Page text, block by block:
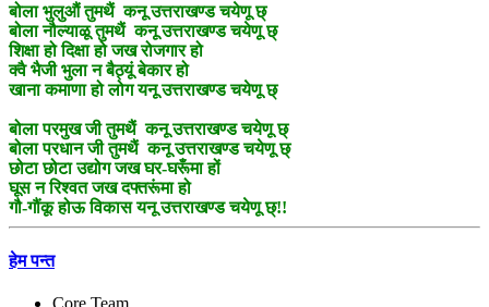
बोला भुलुऔं तुमथैं कनू उत्तराखण्ड चयेणू छ्
बोला नौल्याळू तुमथैं कनू उत्तराखण्ड चयेणू छ्
शिक्षा हो दिक्षा हो जख रोजगार हो
क्वै भैजी भुला न बैठ्यूं बेकार हो
खाना कमाणा हो लोग यनू उत्तराखण्ड चयेणू छ्
बोला परमुख जी तुमथैं कनू उत्तराखण्ड चयेणू छ्
बोला परधान जी तुमथैं कनू उत्तराखण्ड चयेणू छ्
छोटा छोटा उद्योग जख घर-घरूँमा हों
घूस न रिश्वत जख दफ्तरूंमा हो
गौ-गौंकू होऊ विकास यनू उत्तराखण्ड चयेणू छ्!!
हेम पन्त